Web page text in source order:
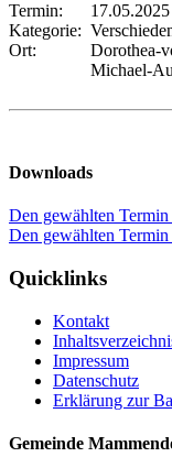
Termin:
Kategorie:
Ort:
Dorothea-
Michael-
Downloads
Den gewählten
Den gewählten
Quicklinks
Kontakt
Impressum
Datenschutz
Erklärung zur
Gemeinde